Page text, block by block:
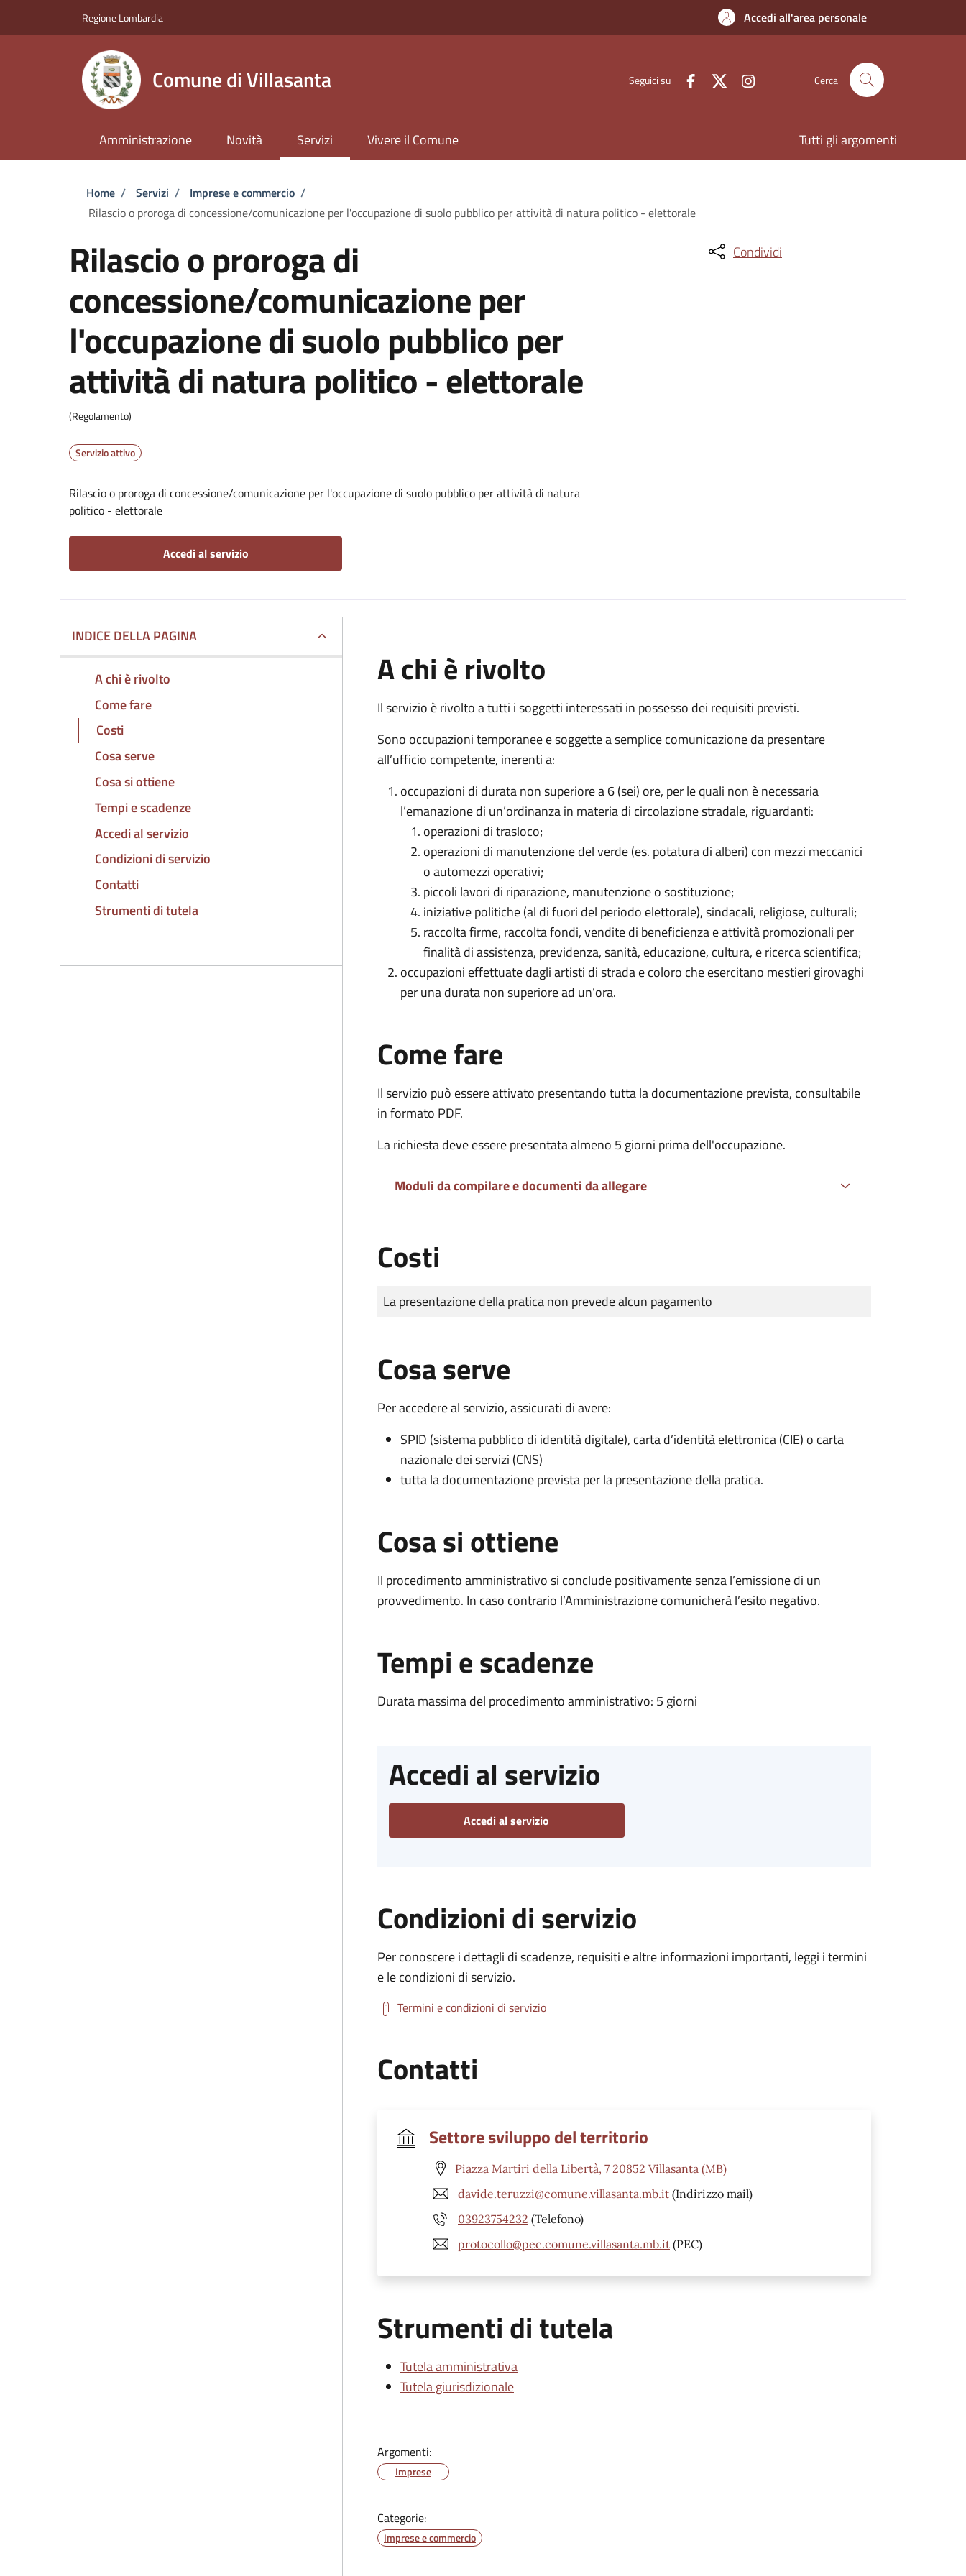
Regione Lombardia Accedi all'area personale
Comune di Villasanta Seguici su Cerca
Amministrazione Novità Servizi Vivere il Comune Tutti gli argomenti
Briciole di pane
Home / Servizi / Imprese e commercio /
Rilascio o proroga di concessione/comunicazione per l'occupazione di suolo pubblico per attività di natura politico - elettorale
Rilascio o proroga di
concessione/comunicazione per
l'occupazione di suolo pubblico per
attività di natura politico - elettorale
(Regolamento)
Servizio attivo
Rilascio o proroga di concessione/comunicazione per l'occupazione di suolo pubblico per attività di natura
politico - elettorale
Accedi al servizio
Condividi
INDICE DELLA PAGINA
A chi è rivolto
Come fare
Costi
Cosa serve
Cosa si ottiene
Tempi e scadenze
Accedi al servizio
Condizioni di servizio
Contatti
Strumenti di tutela
A chi è rivolto
Il servizio è rivolto a tutti i soggetti interessati in possesso dei requisiti previsti.
Sono occupazioni temporanee e soggette a semplice comunicazione da presentare
all’ufficio competente, inerenti a:
occupazioni di durata non superiore a 6 (sei) ore, per le quali non è necessaria
l’emanazione di un’ordinanza in materia di circolazione stradale, riguardanti:
operazioni di trasloco;
operazioni di manutenzione del verde (es. potatura di alberi) con mezzi meccanici
o automezzi operativi;
piccoli lavori di riparazione, manutenzione o sostituzione;
iniziative politiche (al di fuori del periodo elettorale), sindacali, religiose, culturali;
raccolta firme, raccolta fondi, vendite di beneficienza e attività promozionali per
finalità di assistenza, previdenza, sanità, educazione, cultura, e ricerca scientifica;
occupazioni effettuate dagli artisti di strada e coloro che esercitano mestieri girovaghi
per una durata non superiore ad un’ora.
Come fare
Il servizio può essere attivato presentando tutta la documentazione prevista, consultabile
in formato PDF.
La richiesta deve essere presentata almeno 5 giorni prima dell'occupazione.
Moduli da compilare e documenti da allegare
Costi
Tipo di pagamento
Importo
La presentazione della pratica non prevede alcun pagamento
Cosa serve
Per accedere al servizio, assicurati di avere:
SPID (sistema pubblico di identità digitale), carta d’identità elettronica (CIE) o carta
nazionale dei servizi (CNS)
tutta la documentazione prevista per la presentazione della pratica.
Cosa si ottiene
Il procedimento amministrativo si conclude positivamente senza l’emissione di un
provvedimento. In caso contrario l’Amministrazione comunicherà l’esito negativo.
Tempi e scadenze
Durata massima del procedimento amministrativo: 5 giorni
Accedi al servizio
Accedi al servizio
Condizioni di servizio
Per conoscere i dettagli di scadenze, requisiti e altre informazioni importanti, leggi i termini
e le condizioni di servizio.
Termini e condizioni di servizio
Contatti
Settore sviluppo del territorio
Piazza Martiri della Libertà, 7 20852 Villasanta (MB)
davide.teruzzi@comune.villasanta.mb.it (Indirizzo mail)
03923754232 (Telefono)
protocollo@pec.comune.villasanta.mb.it (PEC)
Strumenti di tutela
Tutela amministrativa
Tutela giurisdizionale
Argomenti:
Imprese
Categorie:
Imprese e commercio